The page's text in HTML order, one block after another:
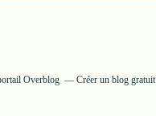
Overblog Créer un blog